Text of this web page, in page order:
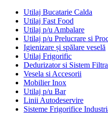
Utilaj Bucatarie Calda
Utilaj Fast Food
Utilaj p/u Ambalare
Utilaj p/u Prelucrare si
Igienizare și spălare veselă
Utilaj Frigorific
Dedurizator si Sistem
Vesela si Accesorii
Mobilier Inox
Utilaj p/u Bar
Linii Autodeservire
Sisteme Frigorifice